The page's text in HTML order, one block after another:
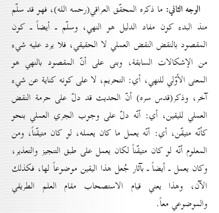
الوجه الثاني: ما ذكره المحقّق العراقي(رحمه الله)، فهو قد سلّم
منذ البدء كون مفاد الدليل هو النهي، وسلّم ـ أيضاً ـ كون
المقصود بالنقض النقض العملي لا الحقيقي، فلا يرد عليه شيء
من الإشكالات السابقة، وبنى على أنّ المقصود بالنهي هو
المعنى الأوّلي للنهي، أي: التحريم، لا على كونه كناية عن شيء
آخر، وذكر(قدس سره) أنّ الحديث قد دلّ على حرمة النقض
العملي لليقين، أي: أنّه دلّ على وجوب الجري العملي بنحو
كأنّه متيقّن، أي: أنّه يعمل ما كان يعمله، لو كان متيقّناً، ومن
المعلوم أنّه لو كان متيقّناً لكان يعمل على طبق التنجيز والتعذير،
وكان يعمل ـ أيضاً ـ بآثار جُعل هذا اليقين موضوعاً لها، فكذلك
الآن، وهذا يعني قيام الاستصحاب مقام العلم الطريقي
والموضوعي معاً.